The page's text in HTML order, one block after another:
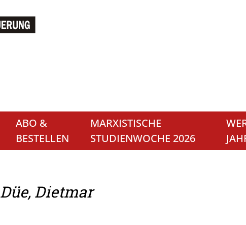
ABO &
BESTELLEN
MARXISTISCHE
STUDIENWOCHE 2026
Düe, Dietmar